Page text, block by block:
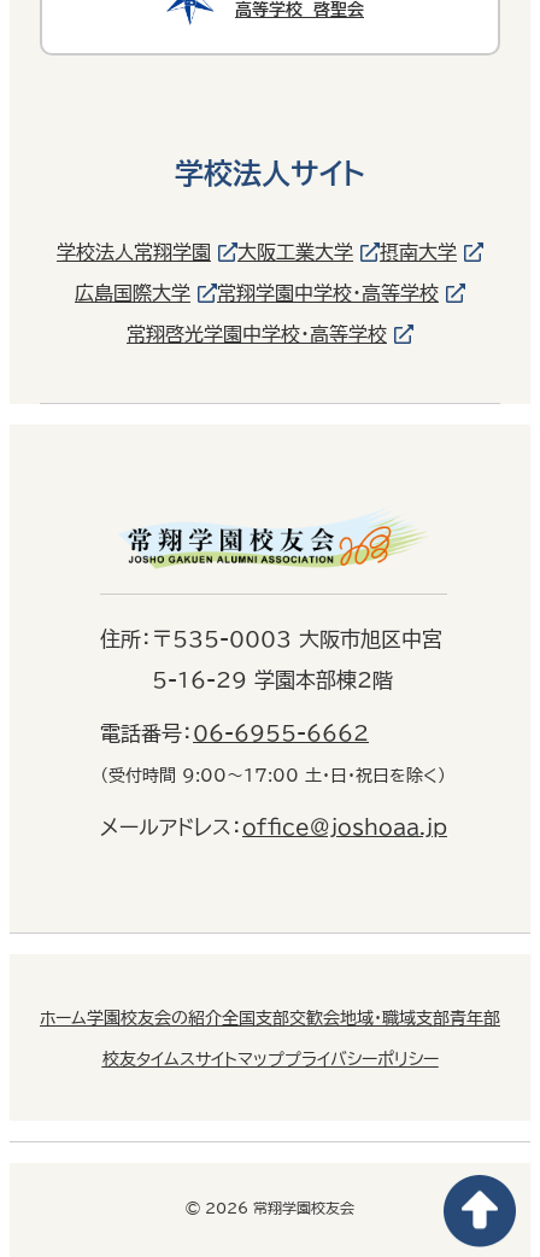
高等学校 啓聖会
学校法人サイト
学校法人常翔学園 大阪工業大学 摂南大学
広島国際大学 常翔学園中学校・高等学校
常翔啓光学園中学校・高等学校
住所： 〒535-0003 大阪市旭区中宮
5-16-29 学園本部棟2階
電話番号： 06-6955-6662
（受付時間 9:00〜17:00 土・日・祝日を除く）
メールアドレス：office@joshoaa.jp
ホーム学園校友会の紹介全国支部交歓会地域・職域支部青年部
校友タイムスサイトマッププライバシーポリシー
© 2026 常翔学園校友会